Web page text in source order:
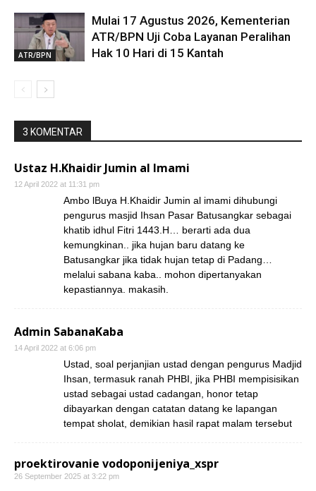
ATR/BPN
Mulai 17 Agustus 2026, Kementerian
ATR/BPN Uji Coba Layanan Peralihan
Hak 10 Hari di 15 Kantah
3 KOMENTAR
Ustaz H.Khaidir Jumin al Imami
12 April 2022 at 11:31 pm
Ambo lBuya H.Khaidir Jumin al imami dihubungi
pengurus masjid Ihsan Pasar Batusangkar sebagai
khatib idhul Fitri 1443.H… berarti ada dua
kemungkinan.. jika hujan baru datang ke
Batusangkar jika tidak hujan tetap di Padang…
melalui sabana kaba.. mohon dipertanyakan
kepastiannya. makasih.
Admin SabanaKaba
14 April 2022 at 6:06 pm
Ustad, soal perjanjian ustad dengan pengurus Madjid
Ihsan, termasuk ranah PHBI, jika PHBI mempisisikan
ustad sebagai ustad cadangan, honor tetap
dibayarkan dengan catatan datang ke lapangan
tempat sholat, demikian hasil rapat malam tersebut
proektirovanie vodoponijeniya_xspr
26 September 2025 at 3:22 pm